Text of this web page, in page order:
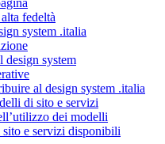
fedeltà
system .italia
design system
al design system .italia
di sito e servizi
dei modelli
e servizi disponibili